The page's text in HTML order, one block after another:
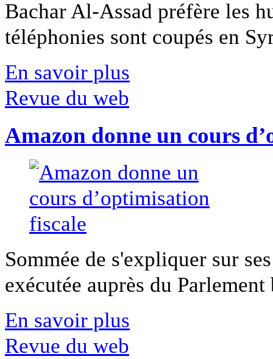
Bachar Al-Assad préfère les
téléphonies sont coupés en
En savoir plus
Revue du web
Amazon donne un cours
Sommée de s'expliquer sur
exécutée auprès du
En savoir plus
Revue du web